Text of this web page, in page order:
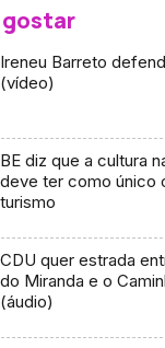
gostar
Ireneu Barreto
(vídeo)
BE diz que a cultura
deve ter como único
turismo
CDU quer estrada
do Miranda e o
(áudio)